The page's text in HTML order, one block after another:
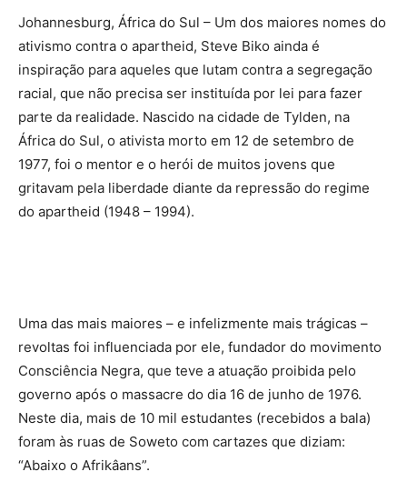
Johannesburg, África do Sul – Um dos maiores nomes do
ativismo contra o apartheid, Steve Biko ainda é
inspiração para aqueles que lutam contra a segregação
racial, que não precisa ser instituída por lei para fazer
parte da realidade. Nascido na cidade de Tylden, na
África do Sul, o ativista morto em 12 de setembro de
1977, foi o mentor e o herói de muitos jovens que
gritavam pela liberdade diante da repressão do regime
do apartheid (1948 – 1994).
Uma das mais maiores – e infelizmente mais trágicas –
revoltas foi influenciada por ele, fundador do movimento
Consciência Negra, que teve a atuação proibida pelo
governo após o massacre do dia 16 de junho de 1976.
Neste dia, mais de 10 mil estudantes (recebidos a bala)
foram às ruas de Soweto com cartazes que diziam:
“Abaixo o Afrikâans”.